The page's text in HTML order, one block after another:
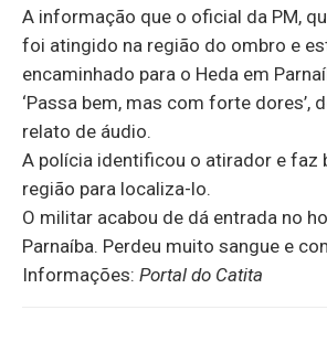
A informação que o oficial da PM,
foi atingido na região do ombro e
encaminhado para o Heda em
‘Passa bem, mas com forte dores’,
relato de áudio.
A polícia identificou o atirador e faz
região para localiza-lo.
O militar acabou de dá entrada no
Parnaíba. Perdeu muito sangue e
Informações: Portal do Catita